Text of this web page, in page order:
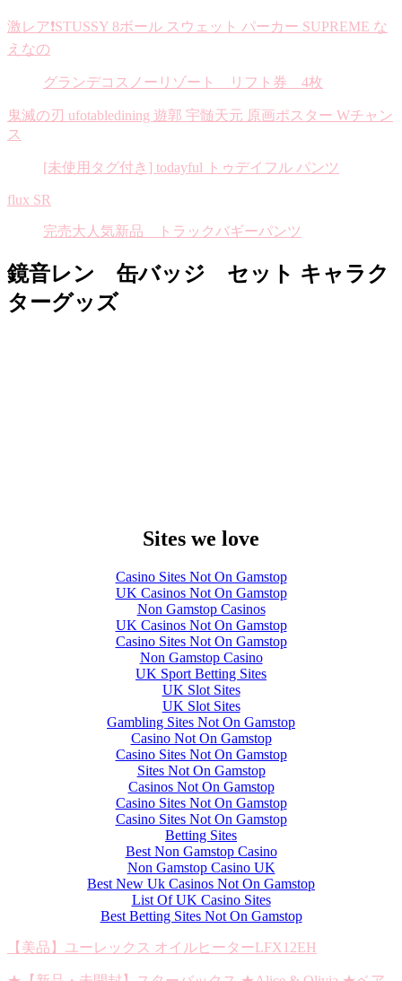
激レア❗️STUSSY 8ボール スウェット パーカー SUPREME な
えなの
グランデコスノーリゾート リフト券 4枚
鬼滅の刃 ufotabledining 遊郭 宇髄天元 原画ポスター Wチャン
ス
[未使用タグ付き] todayful トゥデイフル パンツ
flux SR
完売大人気新品 トラックバギーパンツ
鏡音レン 缶バッジ セット キャラク
ターグッズ
Sites we love
Casino Sites Not On Gamstop
UK Casinos Not On Gamstop
Non Gamstop Casinos
UK Casinos Not On Gamstop
Casino Sites Not On Gamstop
Non Gamstop Casino
UK Sport Betting Sites
UK Slot Sites
UK Slot Sites
Gambling Sites Not On Gamstop
Casino Not On Gamstop
Casino Sites Not On Gamstop
Sites Not On Gamstop
Casinos Not On Gamstop
Casino Sites Not On Gamstop
Casino Sites Not On Gamstop
Betting Sites
Best Non Gamstop Casino
Non Gamstop Casino UK
Best New Uk Casinos Not On Gamstop
List Of UK Casino Sites
Best Betting Sites Not On Gamstop
【美品】ユーレックス オイルヒーターLFX12EH